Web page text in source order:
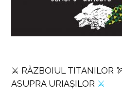
⚔️ RĂZBOIUL TITANILOR
ASUPRA URIAȘILOR ⚔️